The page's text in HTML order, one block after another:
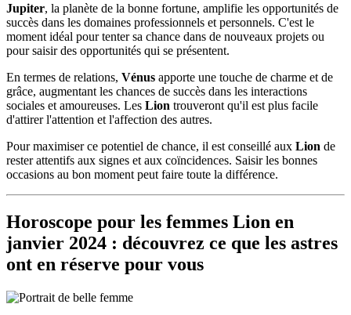
Jupiter, la planète de la bonne fortune, amplifie les opportunités de
succès dans les domaines professionnels et personnels. C'est le
moment idéal pour tenter sa chance dans de nouveaux projets ou
pour saisir des opportunités qui se présentent.
En termes de relations, Vénus apporte une touche de charme et de
grâce, augmentant les chances de succès dans les interactions
sociales et amoureuses. Les Lion trouveront qu'il est plus facile
d'attirer l'attention et l'affection des autres.
Pour maximiser ce potentiel de chance, il est conseillé aux Lion de
rester attentifs aux signes et aux coïncidences. Saisir les bonnes
occasions au bon moment peut faire toute la différence.
Horoscope pour les femmes Lion en
janvier 2024 : découvrez ce que les astres
ont en réserve pour vous